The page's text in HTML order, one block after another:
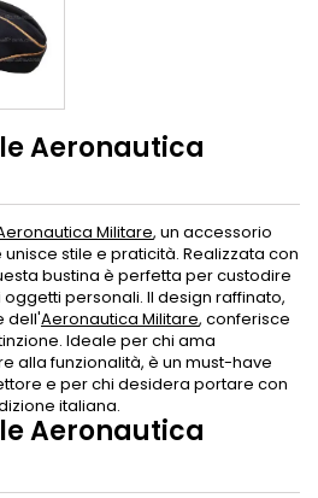
Aeronautica
Militare, un accessorio
stile e praticità. Realizzata con
bustina è perfetta per custodire
personali. Il design raffinato,
dell'Aeronautica Militare, conferisce
Ideale per chi ama
alla funzionalità, è un must-have
e per chi desidera portare con
italiana.
Aeronautica